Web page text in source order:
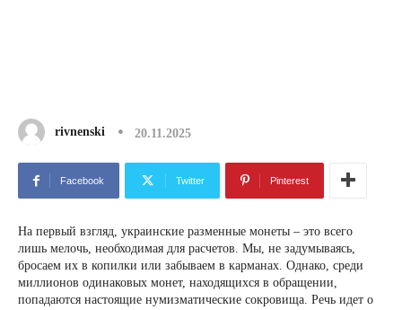
rivnenski 20.11.2025
Facebook Twitter Pinterest
На первый взгляд, украинские разменные монеты – это всего
лишь мелочь, необходимая для расчетов. Мы, не задумываясь,
бросаем их в копилки или забываем в карманах. Однако, среди
миллионов одинаковых монет, находящихся в обращении,
попадаются настоящие нумизматические сокровища. Речь идет о